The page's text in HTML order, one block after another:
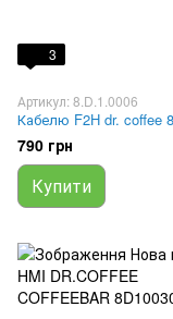
3
Артикул: 8.D.1.0006
Кабелю F2H dr. coffee
790 грн
Купити